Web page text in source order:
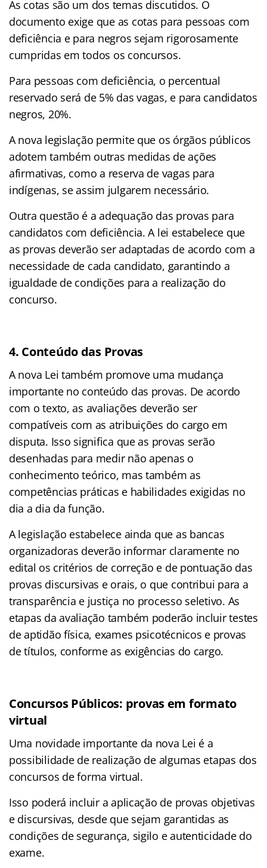
As cotas são um dos temas discutidos. O
documento exige que as cotas para pessoas com
deficiência e para negros sejam rigorosamente
cumpridas em todos os concursos.
Para pessoas com deficiência, o percentual
reservado será de 5% das vagas, e para candidatos
negros, 20%.
A nova legislação permite que os órgãos públicos
adotem também outras medidas de ações
afirmativas, como a reserva de vagas para
indígenas, se assim julgarem necessário.
Outra questão é a adequação das provas para
candidatos com deficiência. A lei estabelece que
as provas deverão ser adaptadas de acordo com a
necessidade de cada candidato, garantindo a
igualdade de condições para a realização do
concurso.
4. Conteúdo das Provas
A nova Lei também promove uma mudança
importante no conteúdo das provas. De acordo
com o texto, as avaliações deverão ser
compatíveis com as atribuições do cargo em
disputa. Isso significa que as provas serão
desenhadas para medir não apenas o
conhecimento teórico, mas também as
competências práticas e habilidades exigidas no
dia a dia da função.
A legislação estabelece ainda que as bancas
organizadoras deverão informar claramente no
edital os critérios de correção e de pontuação das
provas discursivas e orais, o que contribui para a
transparência e justiça no processo seletivo. As
etapas da avaliação também poderão incluir testes
de aptidão física, exames psicotécnicos e provas
de títulos, conforme as exigências do cargo.
Concursos Públicos: provas em formato
virtual
Uma novidade importante da nova Lei é a
possibilidade de realização de algumas etapas dos
concursos de forma virtual.
Isso poderá incluir a aplicação de provas objetivas
e discursivas, desde que sejam garantidas as
condições de segurança, sigilo e autenticidade do
exame.